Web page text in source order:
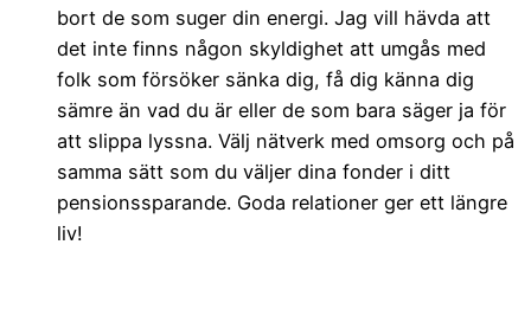
bort de som suger din energi. Jag vill hävda att
det inte finns någon skyldighet att umgås med
folk som försöker sänka dig, få dig känna dig
sämre än vad du är eller de som bara säger ja för
att slippa lyssna. Välj nätverk med omsorg och på
samma sätt som du väljer dina fonder i ditt
pensionssparande. Goda relationer ger ett längre
liv!